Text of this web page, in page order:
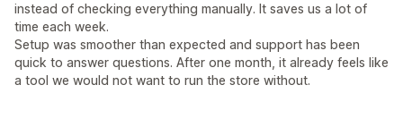
instead of checking everything manually. It saves us a lot of
time each week.
Setup was smoother than expected and support has been
quick to answer questions. After one month, it already feels like
a tool we would not want to run the store without.